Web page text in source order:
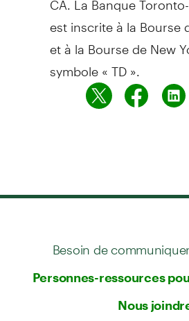
est inscrite à la Bourse
et à la Bourse de New
symbole « TD ».
Besoin de
Personnes-ressources
Nous